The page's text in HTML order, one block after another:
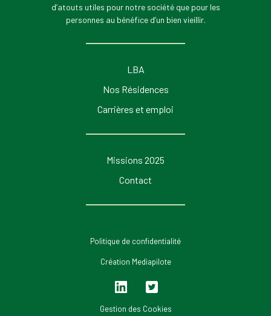
d’atouts utiles pour notre société que pour les
personnes au bénéfice d’un bien vieillir.
LBA
Nos Résidences
Carrières et emploi
Missions 2025
Contact
Politique de confidentialité
Création Mediapilote
Lin
in
Twi
Gestion des Cookies